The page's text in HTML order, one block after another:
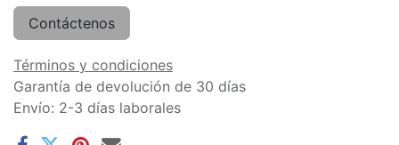
Contáctenos
Términos y condiciones
Garantía de devolución de 30 días
Envío: 2-3 días laborales